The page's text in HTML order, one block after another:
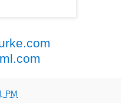
PM